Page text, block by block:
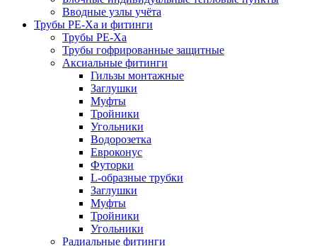
Вводные узлы учёта
Трубы РЕ-Ха и фитинги
Трубы РЕ-Ха
Трубы гофрированные защитные
Аксиальные фитинги
Гильзы монтажные
Заглушки
Муфты
Тройники
Угольники
Водорозетка
Евроконус
Футорки
L-образные трубки
Заглушки
Муфты
Тройники
Угольники
Радиальные фитинги